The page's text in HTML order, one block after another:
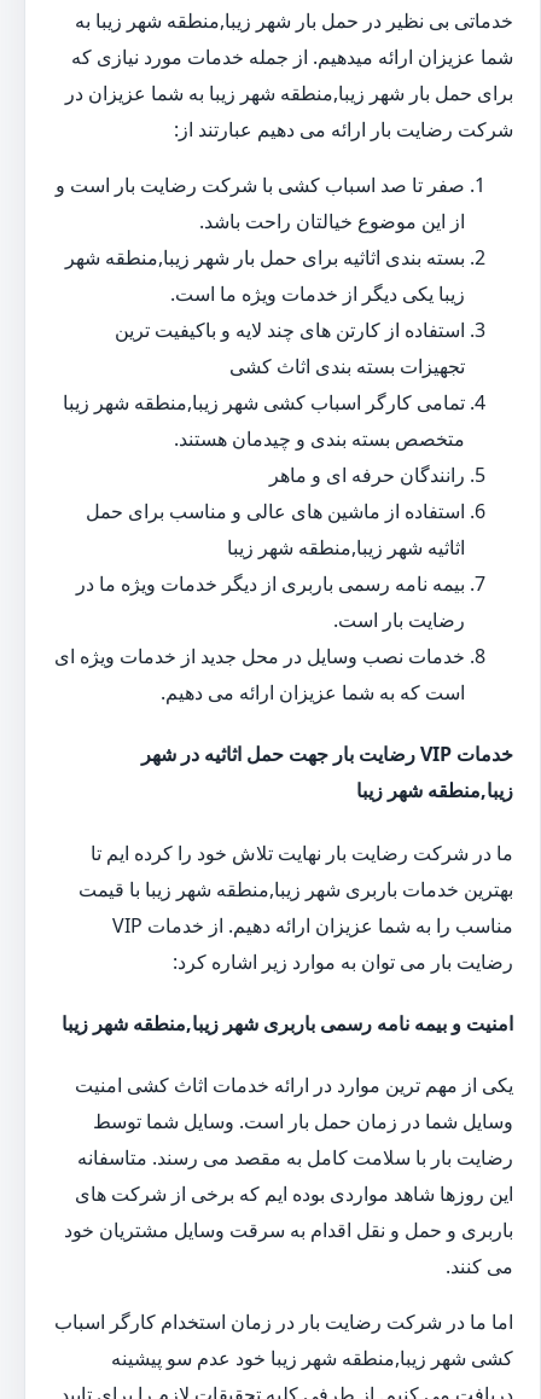
خدماتی بی نظیر در حمل بار شهر زیبا,منطقه شهر زیبا به
شما عزیزان ارائه میدهیم. از جمله خدمات مورد نیازی که
برای حمل بار شهر زیبا,منطقه شهر زیبا به شما عزیزان در
شرکت رضایت بار ارائه می دهیم عبارتند از:
صفر تا صد اسباب کشی با شرکت رضایت بار است و
از این موضوع خیالتان راحت باشد.
بسته بندی اثاثیه برای حمل بار شهر زیبا,منطقه شهر
زیبا یکی دیگر از خدمات ویژه ما است.
استفاده از کارتن های چند لایه و باکیفیت ترین
تجهیزات بسته بندی اثاث کشی
تمامی کارگر اسباب کشی شهر زیبا,منطقه شهر زیبا
متخصص بسته بندی و چیدمان هستند.
رانندگان حرفه ای و ماهر
استفاده از ماشین های عالی و مناسب برای حمل
اثاثیه شهر زیبا,منطقه شهر زیبا
بیمه نامه رسمی باربری از دیگر خدمات ویژه ما در
رضایت بار است.
خدمات نصب وسایل در محل جدید از خدمات ویژه ای
است که به شما عزیزان ارائه می دهیم.
خدمات VIP رضایت بار جهت حمل اثاثیه در شهر
زیبا,منطقه شهر زیبا
ما در شرکت رضایت بار نهایت تلاش خود را کرده ایم تا
بهترین خدمات باربری شهر زیبا,منطقه شهر زیبا با قیمت
مناسب را به شما عزیزان ارائه دهیم. از خدمات VIP
رضایت بار می توان به موارد زیر اشاره کرد:
امنیت و بیمه نامه رسمی باربری شهر زیبا,منطقه شهر زیبا
یکی از مهم ترین موارد در ارائه خدمات اثاث کشی امنیت
وسایل شما در زمان حمل بار است. وسایل شما توسط
رضایت بار با سلامت کامل به مقصد می رسند. متاسفانه
این روزها شاهد مواردی بوده ایم که برخی از شرکت های
باربری و حمل و نقل اقدام به سرقت وسایل مشتریان خود
می کنند.
اما ما در شرکت رضایت بار در زمان استخدام کارگر اسباب
کشی شهر زیبا,منطقه شهر زیبا خود عدم سو پیشینه